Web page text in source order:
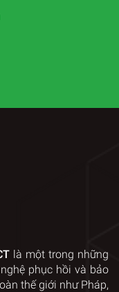
là một trong những
phục hồi và bảo
thế giới như Pháp,